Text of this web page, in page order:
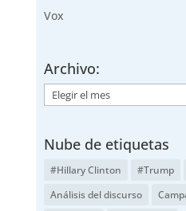
Vox
Archivo:
Archivo:
Nube de etiquetas
#Hillary Clinton #Trump
Análisis del discurso